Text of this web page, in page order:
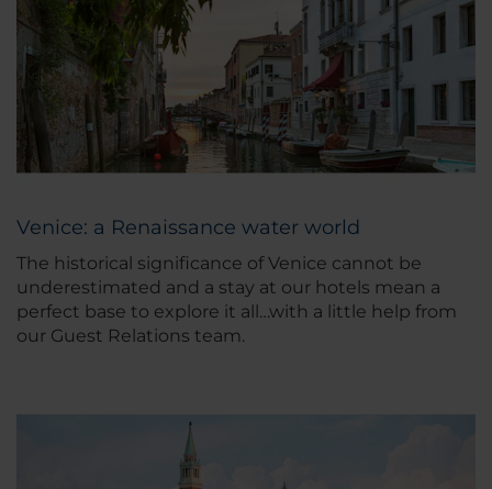
Venice: a Renaissance water world
The historical significance of Venice cannot be
underestimated and a stay at our hotels mean a
perfect base to explore it all…with a little help from
our Guest Relations team.